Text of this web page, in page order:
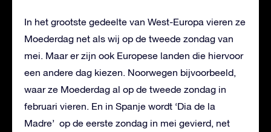
In het grootste gedeelte van West-Europa vieren ze
Moederdag net als wij op de tweede zondag van
mei. Maar er zijn ook Europese landen die hiervoor
een andere dag kiezen. Noorwegen bijvoorbeeld,
waar ze Moederdag al op de tweede zondag in
februari vieren. En in Spanje wordt ‘Dia de la
Madre’ op de eerste zondag in mei gevierd, net